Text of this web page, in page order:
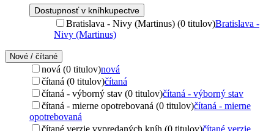
Dostupnosť v kníhkupectve
Bratislava - Nivy (Martinus) (0 titulov)Bratislava -
Nivy (Martinus)
Nové / čítané
nová (0 titulov)nová
čítaná (0 titulov)čítaná
čítaná - výborný stav (0 titulov)čítaná - výborný stav
čítaná - mierne opotrebovaná (0 titulov)čítaná - mierne
opotrebovaná
čítané verzie vypredaných kníh (0 titulov)čítané verzie